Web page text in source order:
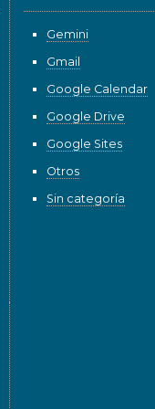
Gemini
Gmail
Google Calendar
Google Drive
Google Sites
Otros
Sin categoría